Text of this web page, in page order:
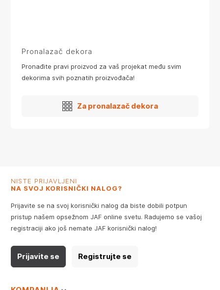
Pronalazač dekora
Pronađite pravi proizvod za vaš projekat među svim
dekorima svih poznatih proizvođača!
Za pronalazač dekora
NISTE PRIJAVLJENI
NA SVOJ KORISNIČKI NALOG?
Prijavite se na svoj korisnički nalog da biste dobili potpun
pristup našem opsežnom JAF online svetu. Radujemo se vašoj
registraciji ako još nemate JAF korisnički nalog!
Prijavite se Registrujte se